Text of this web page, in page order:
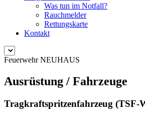
Was tun im Notfall?
Rauchmelder
Rettungskarte
Kontakt
Feuerwehr NEUHAUS
Ausrüstung / Fahrzeuge
Tragkraftspritzenfahrzeug (TSF-